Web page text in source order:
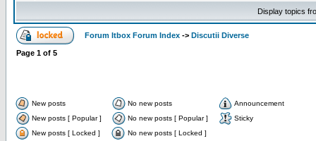
Display topics
Forum Itbox Forum Index -> Discutii Diverse
Page 1 of 5
New posts No new posts
Announcement
New posts [ Popular ]
No new posts [ Popular ]
Sticky
New posts [ Locked ]
No new posts [ Locked ]